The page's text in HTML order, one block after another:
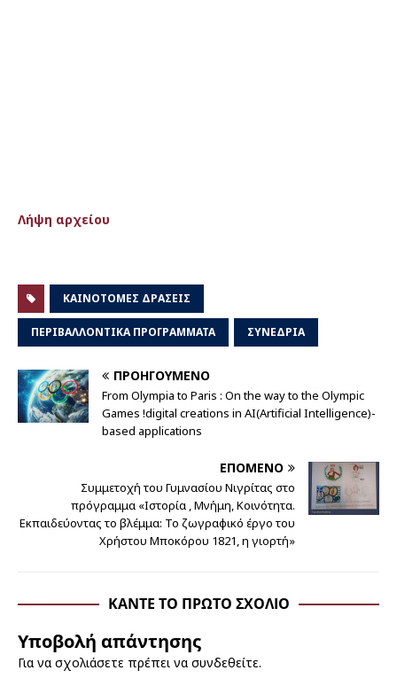
Λήψη αρχείου
ΚΑΙΝΟΤΌΜΕΣ ΔΡΆΣΕΙΣ
ΠΕΡΙΒΑΛΛΟΝΤΙΚΑ ΠΡΟΓΡΑΜΜΑΤΑ ΣΥΝΕΔΡΙΑ
ΠΡΟΗΓΟΎΜΕΝΟ
From Olympia to Paris : On the way to the Olympic
Games !digital creations in AI(Artificial Intelligence)-
based applications
ΕΠΌΜΕΝΟ
Συμμετοχή του Γυμνασίου Νιγρίτας στο
πρόγραμμα «Ιστορία , Μνήμη, Κοινότητα.
Εκπαιδεύοντας το βλέμμα: Το ζωγραφικό έργο του
Χρήστου Μποκόρου 1821, η γιορτή»
ΚΆΝΤΕ ΤΟ ΠΡΏΤΟ ΣΧΌΛΙΟ
Υποβολή απάντησης
Για να σχολιάσετε πρέπει να συνδεθείτε.